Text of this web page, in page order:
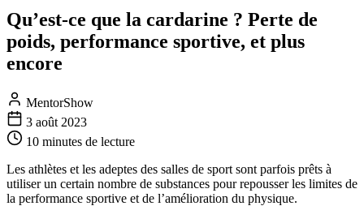
Qu’est-ce que la cardarine ? Perte de
poids, performance sportive, et plus
encore
MentorShow
3 août 2023
10 minutes de lecture
Les athlètes et les adeptes des salles de sport sont parfois prêts à
utiliser un certain nombre de substances pour repousser les limites de
la performance sportive et de l’amélioration du physique.